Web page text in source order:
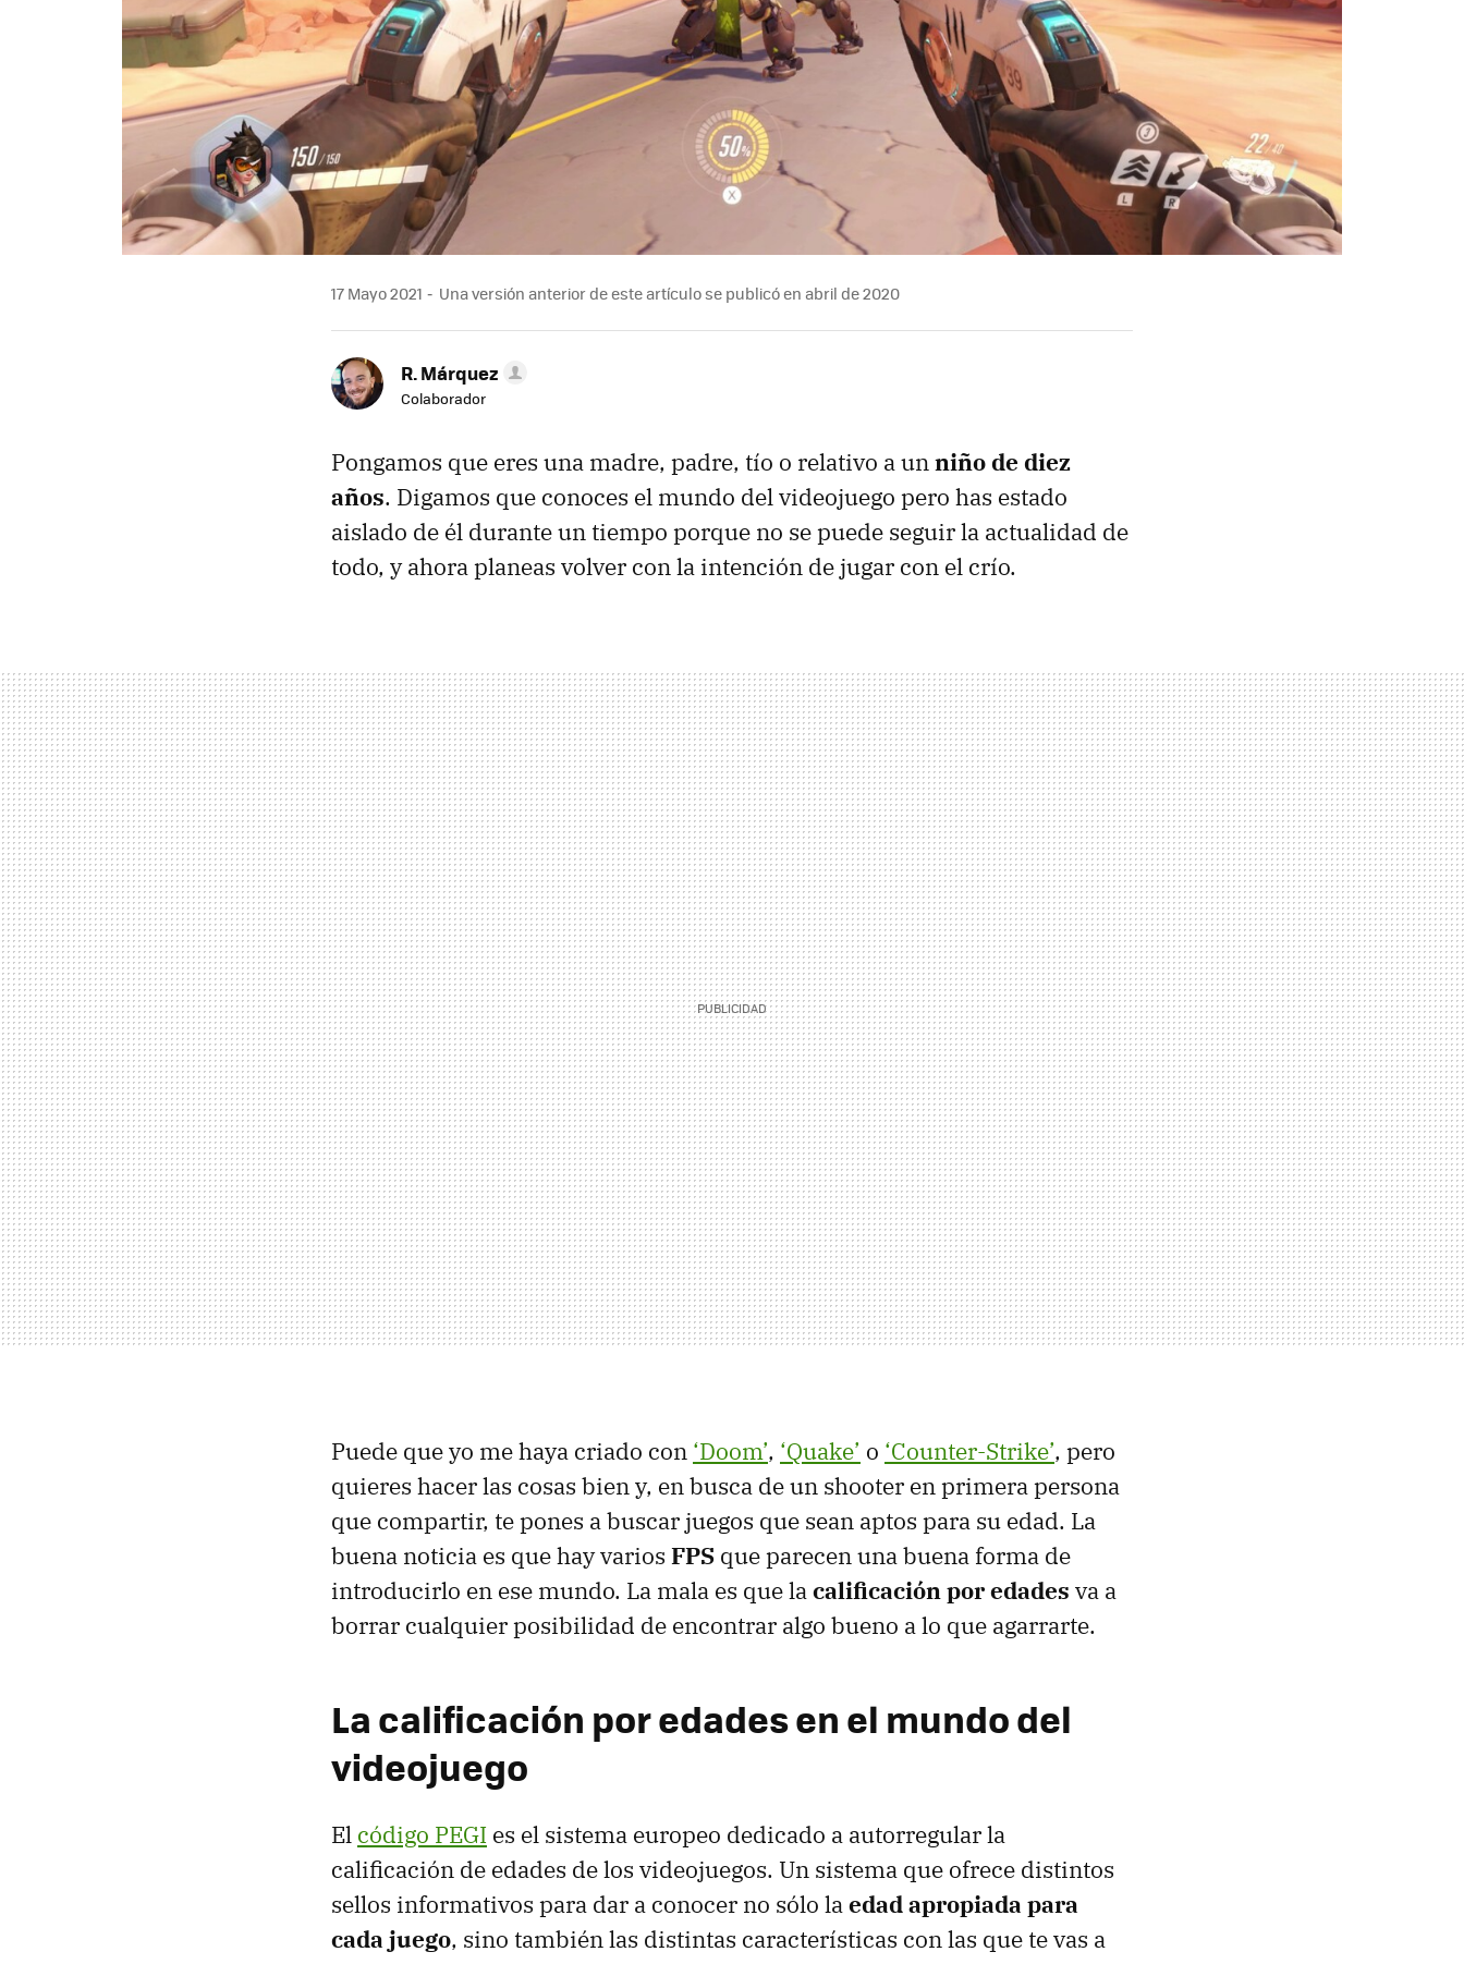
17 Mayo 2021 Una versión anterior de este artículo se publicó en abril de 2020
R. Márquez
Colaborador
Pongamos que eres una madre, padre, tío o relativo a unniño de diez
años. Digamos que conoces el mundo del videojuego pero has estado
aislado de él durante un tiempo porque no se puede seguir la actualidad de
todo, y ahora planeas volver con la intención de jugar con el crío.
Puede que yo me haya criado con ‘Doom’, ‘Quake’ o ‘Counter-Strike’, pero
quieres hacer las cosas bien y, en busca de un shooter en primera persona
que compartir, te pones a buscar juegos que sean aptos para su edad. La
buena noticia es que hay varios FPS que parecen una buena forma de
introducirlo en ese mundo. La mala es que lacalificación por edades va a
borrar cualquier posibilidad de encontrar algo bueno a lo que agarrarte.
La calificación por edades en el mundo del
videojuego
El código PEGI es el sistema europeo dedicado a autorregular la
calificación de edades de los videojuegos. Un sistema que ofrece distintos
sellos informativos para dar a conocer no sólo laedad apropiada para
cada juego, sino también las distintas características con las que te vas a